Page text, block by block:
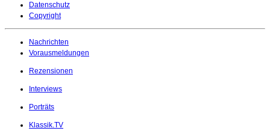
Datenschutz
Copyright
Nachrichten
Vorausmeldungen
Rezensionen
Interviews
Porträts
Klassik.TV